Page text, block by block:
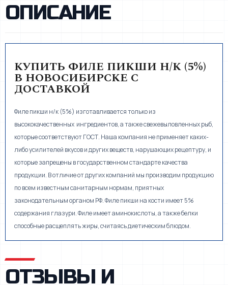
ОПИСАНИЕ
КУПИТЬ ФИЛЕ ПИКШИ Н/К (5%)
В НОВОСИБИРСКЕ С
ДОСТАВКОЙ
Филе пикши н/к (5%) изготавливается только из
высококачественных ингредиентов, а также свежевыловленных рыб,
которые соответствуют ГОСТ. Наша компания не применяет каких-
либо усилителей вкусов и других веществ, нарушающих рецептуру, и
которые запрещены в государственном стандарте качества
продукции. В отличие от других компаний мы производим продукцию
по всем известным санитарным нормам, приятных
законодательным органом РФ. Филе пикши на кости имеет 5%
содержания глазури. Филе имеет аминокислоты, а также белки
способные расщеплять жиры, считаясь диетическим блюдом.
ОТЗЫВЫ И